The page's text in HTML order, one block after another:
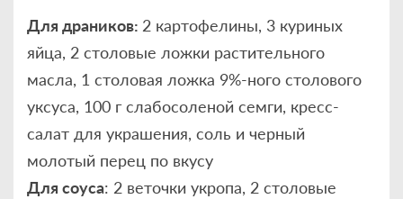
Для драников: 2 картофелины, 3 куриных
яйца, 2 столовые ложки растительного
масла, 1 столовая ложка 9%-ного столового
уксуса, 100 г слабосоленой семги, кресс-
салат для украшения, соль и черный
молотый перец по вкусу
Для соуса: 2 веточки укропа, 2 столовые